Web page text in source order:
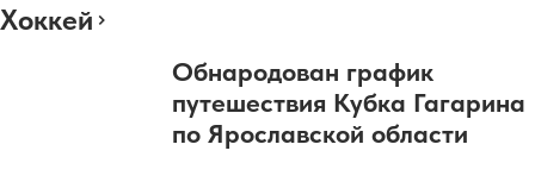
Хоккей
Обнародован график
путешествия Кубка Гагарина
по Ярославской области